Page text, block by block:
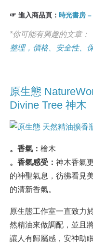
☞ 進入商品頁： 時光書房
*你可能有興趣的文章：
整理，價格、安全性、
原生態
Divine Tree 神木
。香氣： 檜木
。香氣感受： 神木香氣
的神聖氣息，彷彿看見
的清新香氣。
原生態工作室一直致力
然精油來做調配，並且
讓人有歸屬感，安神助